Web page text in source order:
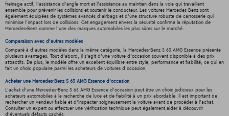
freinage actif, l'assistance d'angle mort et l'assistance au maintien dans la voie qui travaillent
ensemble pour prévenir les collisions et soutenir le conducteur. Les voitures Mercedes-Benz sont
également équipées de systèmes avancés d'airbags et d'une structure robuste de carrosserie qui
minimise l'impact lors de collisions. Cet engagement envers la sécurité confirme la réputation de
Mercedes-Benz comme l'une des marques automobiles les plus sûres sur le marché.
Comparaison avec d'autres modèles
Comparé à d'autres modèles dans la même catégorie, la Mercedes-Benz S 63 AMG Essence présente
plusieurs avantages. Tout d'abord, il s'agit d'une voiture d'occasion souvent disponible à des prix
attractifs. De plus, le modèle offre un excellent équilibre entre style, performance et fiabilité, ce qui en
fait un choix populaire parmi les acheteurs de voitures d'occasion.
Acheter une Mercedes-Benz S 63 AMG Essence d'occasion
L'achat d'une Mercedes-Benz S 63 AMG Essence d'occasion peut être un choix judicieux pour les
acheteurs automobiles à la recherche de luxe et de fiabilité à un prix abordable. Il est important de
rechercher un vendeur fiable et d'inspecter soigneusement la voiture avant de procéder à l'achat.
Consulter un expert ou effectuer une vérification technique peut également aider à découvrir
d'éventuels défauts cachés.